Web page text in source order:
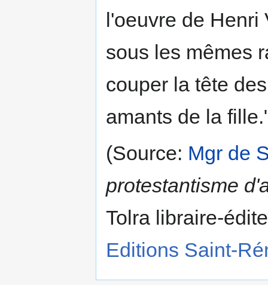
l'oeuvre de
sous les mêmes
couper la tête
amants de la
(Source: Mgr de
protestantisme
Tolra libraire-
Editions Saint-